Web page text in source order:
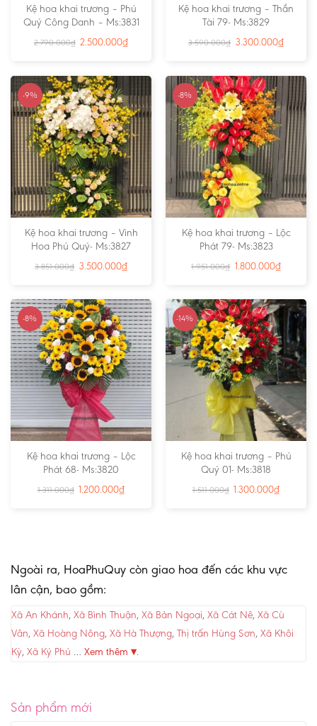
Kệ hoa khai trương – Phú
Quý Công Danh – Ms:3831
2.790.000₫ 2.500.000₫
Kệ hoa khai trương – Thần
Tài 79- Ms:3829
3.590.000₫ 3.300.000₫
-9%
Kệ hoa khai trương – Vinh
Hoa Phú Quý- Ms:3827
3.851.000₫ 3.500.000₫
-8%
Kệ hoa khai trương – Lộc
Phát 79- Ms:3823
1.951.000₫ 1.800.000₫
-8%
Kệ hoa khai trương – Lộc
Phát 68- Ms:3820
1.311.000₫ 1.200.000₫
-14%
Kệ hoa khai trương – Phú
Quý 01- Ms:3818
1.511.000₫ 1.300.000₫
Ngoài ra, HoaPhuQuy còn giao hoa đến các khu vực
lân cận, bao gồm:
Xã An Khánh, Xã Bình Thuận, Xã Bản Ngoại, Xã Cát Nê, Xã Cù
Vân, Xã Hoàng Nông, Xã Hà Thượng, Thị trấn Hùng Sơn, Xã Khôi
Kỳ, Xã Ký Phú … Xem thêm ▾.
Sản phẩm mới